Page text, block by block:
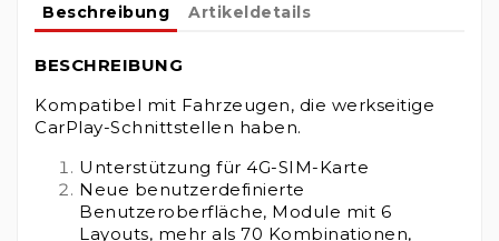
Beschreibung Artikeldetails
BESCHREIBUNG
Kompatibel mit Fahrzeugen, die werkseitige
CarPlay-Schnittstellen haben.
Unterstützung für 4G-SIM-Karte
Neue benutzerdefinierte
Benutzeroberfläche, Module mit 6
Layouts, mehr als 70 Kombinationen,